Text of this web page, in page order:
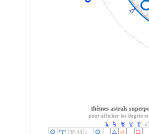
thèmes astrals
pour afficher les degrés